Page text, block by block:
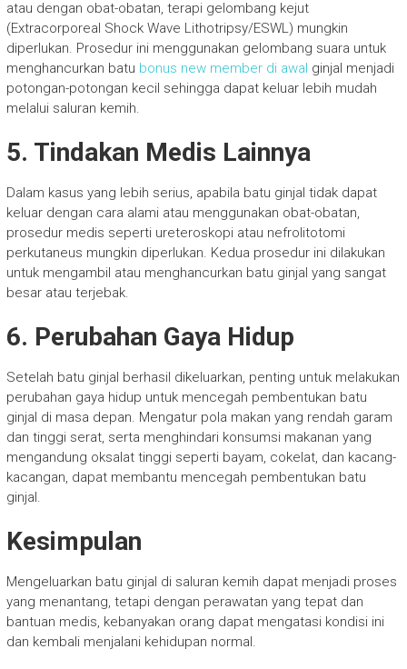
atau dengan obat-obatan, terapi gelombang kejut
(Extracorporeal Shock Wave Lithotripsy/ESWL) mungkin
diperlukan. Prosedur ini menggunakan gelombang suara untuk
menghancurkan batu bonus new member di awal ginjal menjadi
potongan-potongan kecil sehingga dapat keluar lebih mudah
melalui saluran kemih.
5. Tindakan Medis Lainnya
Dalam kasus yang lebih serius, apabila batu ginjal tidak dapat
keluar dengan cara alami atau menggunakan obat-obatan,
prosedur medis seperti ureteroskopi atau nefrolitotomi
perkutaneus mungkin diperlukan. Kedua prosedur ini dilakukan
untuk mengambil atau menghancurkan batu ginjal yang sangat
besar atau terjebak.
6. Perubahan Gaya Hidup
Setelah batu ginjal berhasil dikeluarkan, penting untuk melakukan
perubahan gaya hidup untuk mencegah pembentukan batu
ginjal di masa depan. Mengatur pola makan yang rendah garam
dan tinggi serat, serta menghindari konsumsi makanan yang
mengandung oksalat tinggi seperti bayam, cokelat, dan kacang-
kacangan, dapat membantu mencegah pembentukan batu
ginjal.
Kesimpulan
Mengeluarkan batu ginjal di saluran kemih dapat menjadi proses
yang menantang, tetapi dengan perawatan yang tepat dan
bantuan medis, kebanyakan orang dapat mengatasi kondisi ini
dan kembali menjalani kehidupan normal.